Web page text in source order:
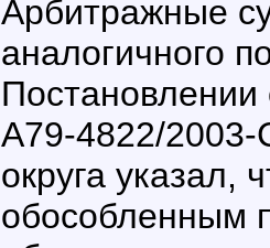
Арбитражные
аналогичного
Постановлении
А79-4822/2003-
округа указал,
обособленным